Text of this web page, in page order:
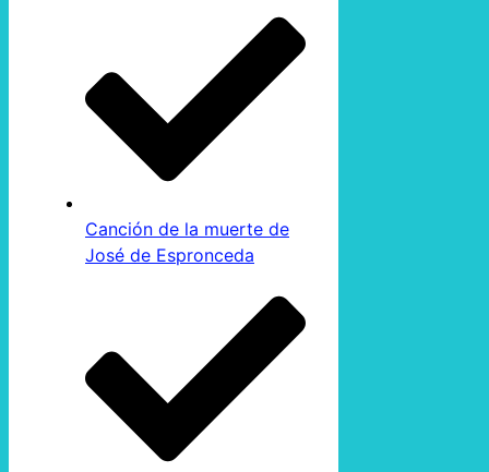
Canción de la muerte de
José de Espronceda